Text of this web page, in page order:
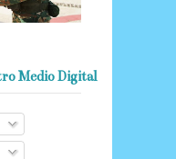
Medio Digital